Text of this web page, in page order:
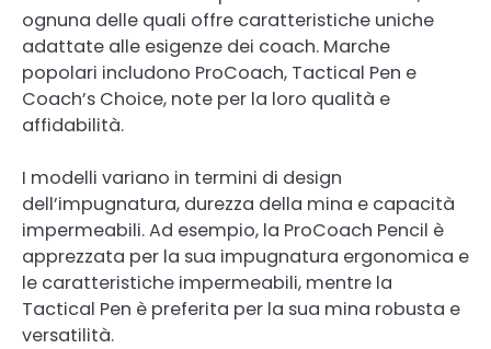
ognuna delle quali offre caratteristiche uniche
adattate alle esigenze dei coach. Marche
popolari includono ProCoach, Tactical Pen e
Coach’s Choice, note per la loro qualità e
affidabilità.
I modelli variano in termini di design
dell’impugnatura, durezza della mina e capacità
impermeabili. Ad esempio, la ProCoach Pencil è
apprezzata per la sua impugnatura ergonomica e
le caratteristiche impermeabili, mentre la
Tactical Pen è preferita per la sua mina robusta e
versatilità.